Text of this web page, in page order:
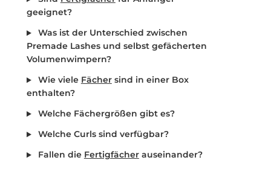
geeignet?
Was ist der Unterschied zwischen
Premade Lashes und selbst gefächerten
Volumenwimpern?
Wie viele Fächersind in einer Box
enthalten?
Welche Fächergrößen gibt es?
Welche Curls sind verfügbar?
Fallen die Fertigfächerauseinander?